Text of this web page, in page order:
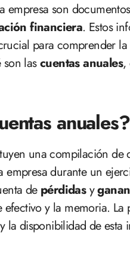
financiera. Estos
para comprender la
lascuentas anuales,
anuales?
una compilación
durante un
de pérdidasy
y la memoria. La
la disponibilidad de